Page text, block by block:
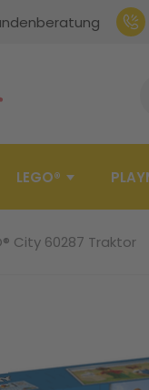
LEGO®
City 60287 Traktor